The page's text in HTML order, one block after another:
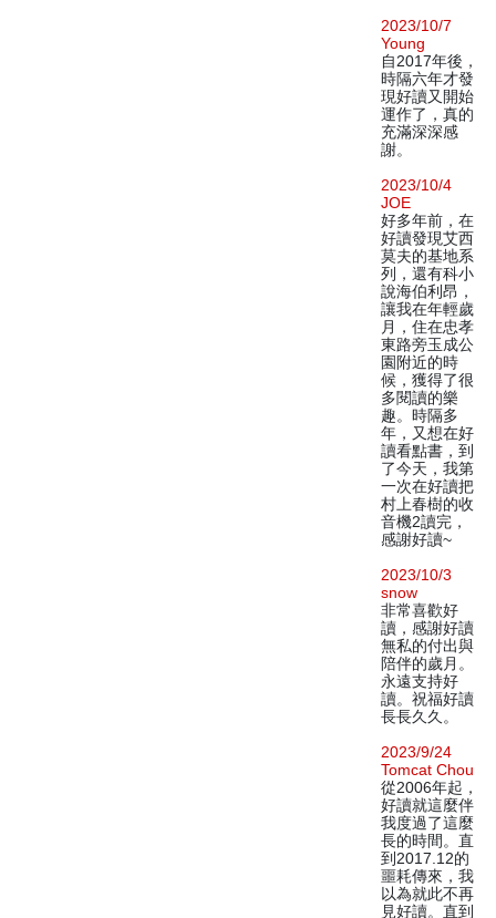
2023/10/7
Young
自2017年後，
時隔六年才發
現好讀又開始
運作了，真的
充滿深深感
謝。
2023/10/4
JOE
好多年前，在
好讀發現艾西
莫夫的基地系
列，還有科小
說海伯利昂，
讓我在年輕歲
月，住在忠孝
東路旁玉成公
園附近的時
候，獲得了很
多閱讀的樂
趣。時隔多
年，又想在好
讀看點書，到
了今天，我第
一次在好讀把
村上春樹的收
音機2讀完，
感謝好讀~
2023/10/3
snow
非常喜歡好
讀，感謝好讀
無私的付出與
陪伴的歲月。
永遠支持好
讀。祝福好讀
長長久久。
2023/9/24
Tomcat Chou
從2006年起，
好讀就這麼伴
我度過了這麼
長的時間。直
到2017.12的
噩耗傳來，我
以為就此不再
見好讀。直到